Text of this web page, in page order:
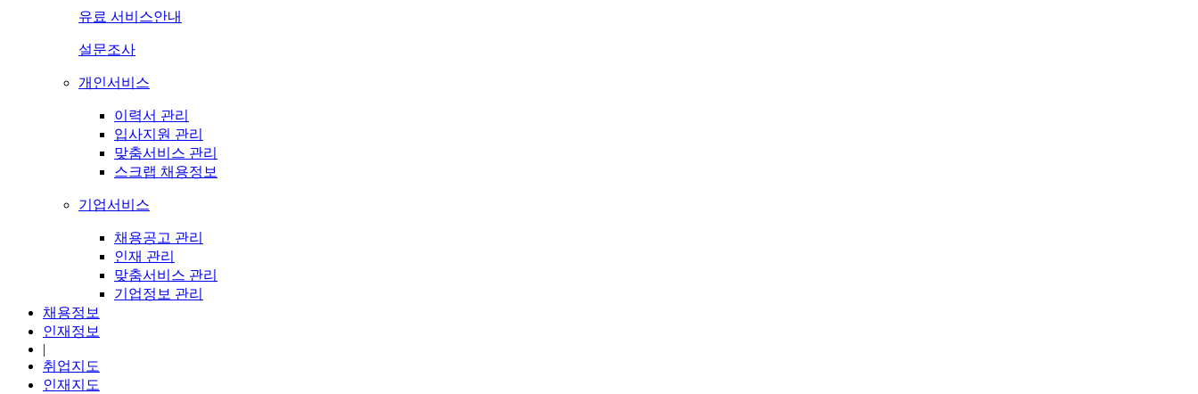
유료 서비스안내
설문조사
개인서비스
이력서 관리
입사지원 관리
맞춤서비스 관리
스크랩 채용정보
기업서비스
채용공고 관리
인재 관리
맞춤서비스 관리
기업정보 관리
채용정보
인재정보
|
취업지도
인재지도